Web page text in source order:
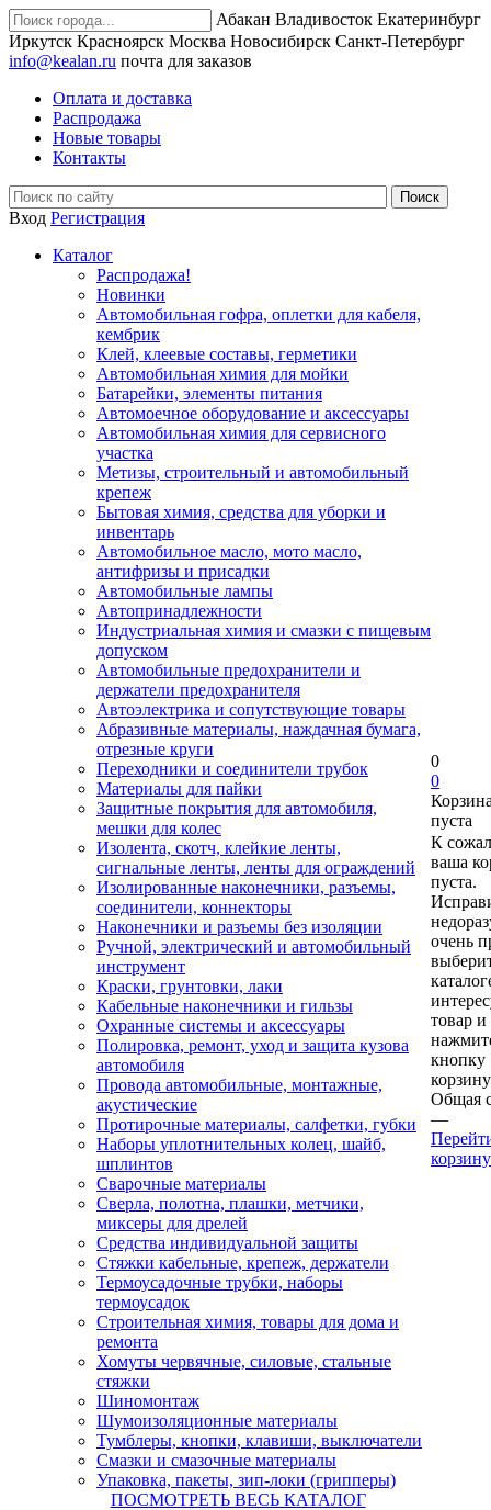
Абакан Владивосток Екатеринбург
Иркутск Красноярск Москва Новосибирск Санкт-Петербург
info@kealan.ru почта для заказов
Оплата и доставка
Распродажа
Новые товары
Контакты
Вход Регистрация
Каталог
Распродажа!
Новинки
Автомобильная гофра, оплетки для кабеля,
кембрик
Клей, клеевые составы, герметики
Автомобильная химия для мойки
Батарейки, элементы питания
Автомоечное оборудование и аксессуары
Автомобильная химия для сервисного
участка
Метизы, строительный и автомобильный
крепеж
Бытовая химия, средства для уборки и
инвентарь
Автомобильное масло, мото масло,
антифризы и присадки
Автомобильные лампы
Автопринадлежности
Индустриальная химия и смазки с пищевым
допуском
Автомобильные предохранители и
держатели предохранителя
Автоэлектрика и сопутствующие товары
Абразивные материалы, наждачная бумага,
отрезные круги
Переходники и соединители трубок
Материалы для пайки
Защитные покрытия для автомобиля,
мешки для колес
Изолента, скотч, клейкие ленты,
сигнальные ленты, ленты для ограждений
Изолированные наконечники, разъемы,
соединители, коннекторы
Наконечники и разъемы без изоляции
Ручной, электрический и автомобильный
инструмент
Краски, грунтовки, лаки
Кабельные наконечники и гильзы
Охранные системы и аксессуары
Полировка, ремонт, уход и защита кузова
автомобиля
Провода автомобильные, монтажные,
акустические
Протирочные материалы, салфетки, губки
Наборы уплотнительных колец, шайб,
шплинтов
Сварочные материалы
Сверла, полотна, плашки, метчики,
миксеры для дрелей
Средства индивидуальной защиты
Стяжки кабельные, крепеж, держатели
Термоусадочные трубки, наборы
термоусадок
Строительная химия, товары для дома и
ремонта
Хомуты червячные, силовые, стальные
стяжки
Шиномонтаж
Шумоизоляционные материалы
Тумблеры, кнопки, клавиши, выключатели
Смазки и смазочные материалы
Упаковка, пакеты, зип-локи (грипперы)
ПОСМОТРЕТЬ ВЕСЬ КАТАЛОГ
0
0
пуста
К
ваша
пуста.
очень
товар и
кнопку
Общая
—
корзину